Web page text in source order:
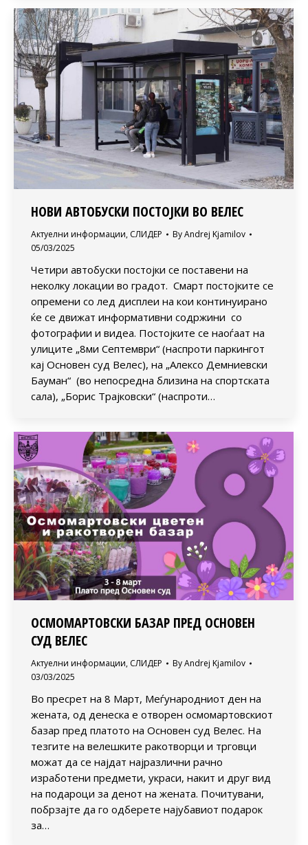
НОВИ АВТОБУСКИ ПОСТОЈКИ ВО ВЕЛЕС
Актуелни информации, СЛИДЕР ByAndrej Kjamilov
05/03/2025
Четири автобуски постојки се поставени на
неколку локации во градот. Смарт постојките се
опремени со лед дисплеи на кои континуирано
ќе се движат информативни содржини со
фотографии и видеа. Постојките се наоѓаат на
улиците „8ми Септември“ (наспроти паркингот
кај Основен суд Велес), на „Алексо Демниевски
Бауман“ (во непосредна близина на спортската
сала), „Борис Трајковски“ (наспроти…
ОСМОМАРТОВСКИ БАЗАР ПРЕД ОСНОВЕН
СУД ВЕЛЕС
Актуелни информации, СЛИДЕР ByAndrej Kjamilov
03/03/2025
Во пресрет на 8 Март, Меѓународниот ден на
жената, од денеска е отворен осмомартовскиот
базар пред платото на Основен суд Велес. На
тезгите на велешките ракотворци и трговци
можат да се најдат најразлични рачно
изработени предмети, украси, накит и друг вид
на подароци за денот на жената. Почитувани,
побрзајте да го одберете најубавиот подарок
за…